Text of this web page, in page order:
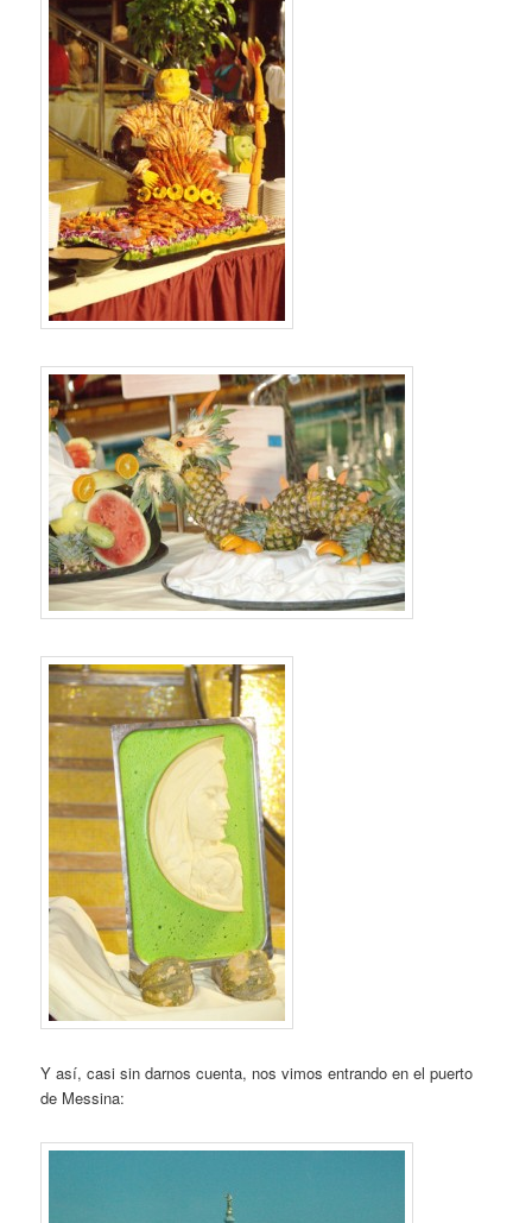
Y así, casi sin darnos cuenta, nos vimos entrando en el puerto
de Messina: